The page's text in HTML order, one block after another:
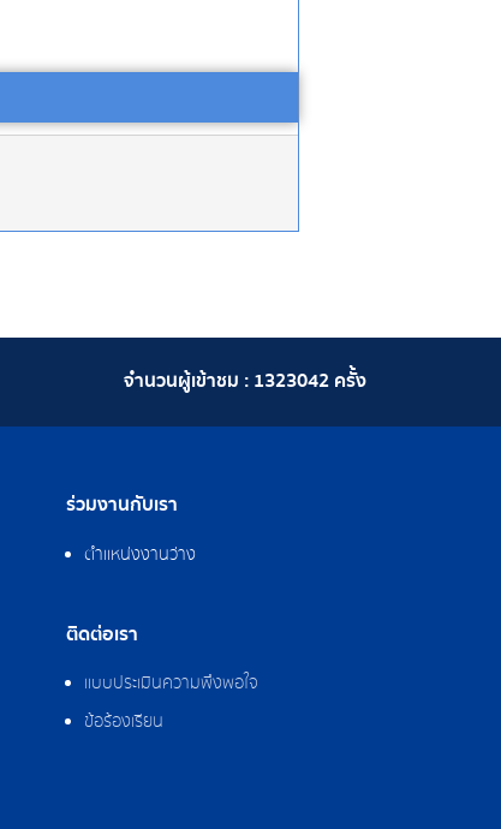
จำนวนผู้เข้าชม : 1323042 ครั้ง
ร่วมงานกับเรา
ตำแหน่งงานว่าง
ติดต่อเรา
แบบประเมินความพึงพอใจ
ข้อร้องเรียน